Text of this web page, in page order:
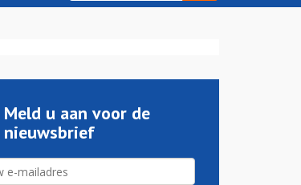
Meld u aan voor de
nieuwsbrief